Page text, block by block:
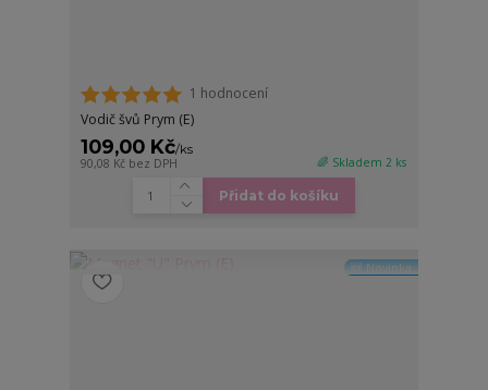
1 hodnocení
Vodič švů Prym (E)
109,00 Kč/ks
90,08 Kč bez DPH 🌈 Skladem 2 ks
Přidat do košíku
🆕 Novinka